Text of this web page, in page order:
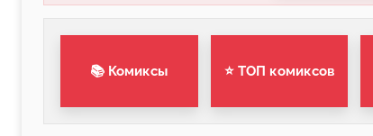
📚 Комиксы ⭐ ТОП комиксов